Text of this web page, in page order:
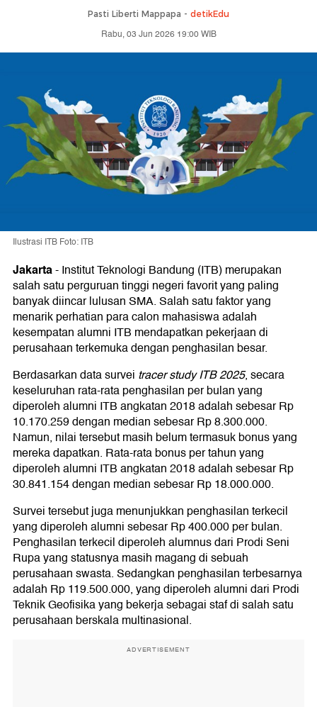
Pasti Liberti Mappapa - detikEdu
Rabu, 03 Jun 2026 19:00 WIB
Ilustrasi ITB Foto: ITB
Jakarta-Institut Teknologi Bandung (ITB) merupakan
salah satu perguruan tinggi negeri favorit yang paling
banyak diincar lulusan SMA. Salah satu faktor yang
menarik perhatian para calon mahasiswa adalah
kesempatan alumni ITB mendapatkan pekerjaan di
perusahaan terkemuka dengan penghasilan besar.
Berdasarkan data survei tracer study ITB 2025, secara
keseluruhan rata-rata penghasilan per bulan yang
diperoleh alumni ITB angkatan 2018 adalah sebesar Rp
10.170.259 dengan median sebesar Rp 8.300.000.
Namun, nilai tersebut masih belum termasuk bonus yang
mereka dapatkan. Rata-rata bonus per tahun yang
diperoleh alumni ITB angkatan 2018 adalah sebesar Rp
30.841.154 dengan median sebesar Rp 18.000.000.
Survei tersebut juga menunjukkan penghasilan terkecil
yang diperoleh alumni sebesar Rp 400.000 per bulan.
Penghasilan terkecil diperoleh alumnus dari Prodi Seni
Rupa yang statusnya masih magang di sebuah
perusahaan swasta. Sedangkan penghasilan terbesarnya
adalah Rp 119.500.000, yang diperoleh alumni dari Prodi
Teknik Geofisika yang bekerja sebagai staf di salah satu
perusahaan berskala multinasional.
ADVERTISEMENT